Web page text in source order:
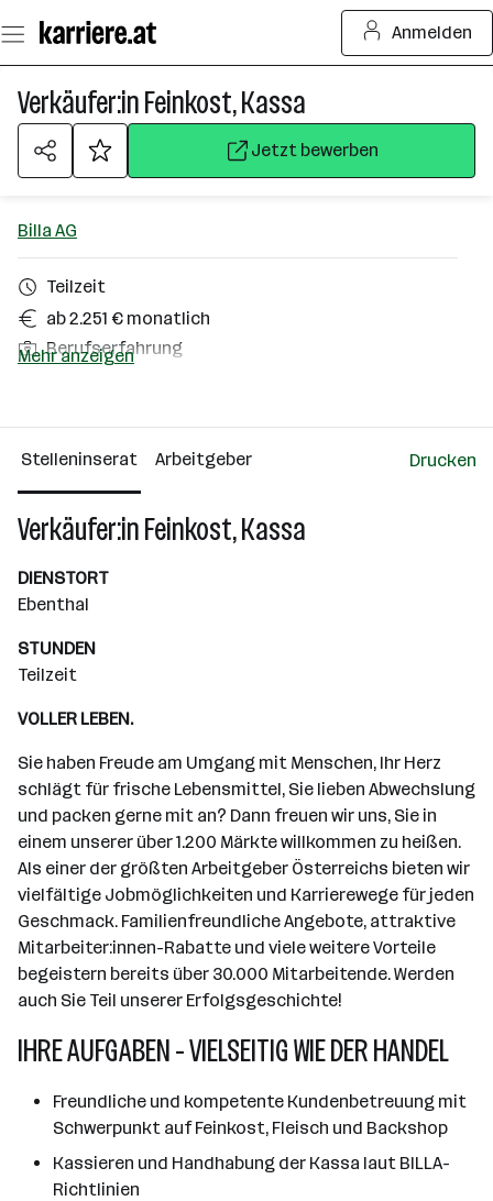
Seiteninhalt
springen
Anmelden
Verkäufer:in Feinkost, Kassa
Jetzt bewerben
Billa AG
Teilzeit
ab 2.251 € monatlich
Berufserfahrung
Über das Unternehmen
10000+ Mitarbeiter*innen
Wiener Neudorf
Mehr anzeigen
Stelleninserat Arbeitgeber Drucken
Verkäufer:in Feinkost, Kassa
DIENSTORT
Ebenthal
STUNDEN
Teilzeit
VOLLER LEBEN.
Sie haben Freude am Umgang mit Menschen, Ihr Herz
schlägt für frische Lebensmittel, Sie lieben Abwechslung
und packen gerne mit an? Dann freuen wir uns, Sie in
einem unserer über 1.200 Märkte willkommen zu heißen.
Als einer der größten Arbeitgeber Österreichs bieten wir
vielfältige Jobmöglichkeiten und Karrierewege für jeden
Geschmack. Familienfreundliche Angebote, attraktive
Mitarbeiter:innen-Rabatte und viele weitere Vorteile
begeistern bereits über 30.000 Mitarbeitende. Werden
auch Sie Teil unserer Erfolgsgeschichte!
IHRE AUFGABEN - VIELSEITIG WIE DER HANDEL
Freundliche und kompetente Kundenbetreuung mit
Schwerpunkt auf Feinkost, Fleisch und Backshop
Kassieren und Handhabung der Kassa laut BILLA-
Richtlinien